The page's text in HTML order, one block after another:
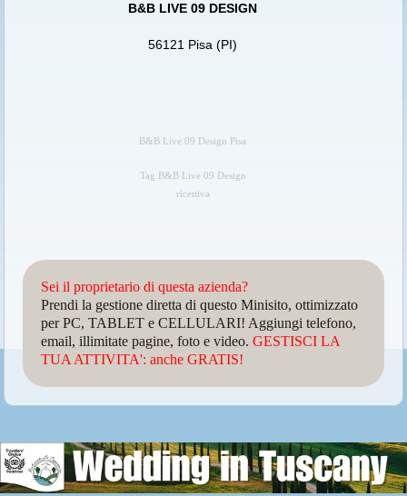
B&B LIVE 09 DESIGN
56121 Pisa (PI)
B&B Live 09 Design Pisa
Tag B&B Live 09 Design
ricettiva
Sei il proprietario di questa azienda?
Prendi la gestione diretta di questo Minisito, ottimizzato
per PC, TABLET e CELLULARI! Aggiungi telefono,
email, illimitate pagine, foto e video.GESTISCI LA
TUA ATTIVITA': anche GRATIS!